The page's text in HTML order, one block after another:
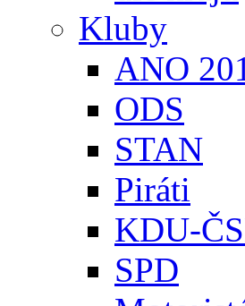
Kluby
ANO
ODS
STAN
Piráti
KDU-
SPD